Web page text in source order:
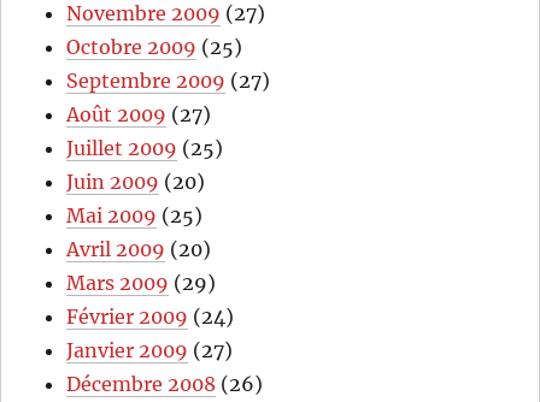
Novembre 2009 (27)
Octobre 2009 (25)
Septembre 2009 (27)
Août 2009 (27)
Juillet 2009 (25)
Juin 2009 (20)
Mai 2009 (25)
Avril 2009 (20)
Mars 2009 (29)
Février 2009 (24)
Janvier 2009 (27)
Décembre 2008 (26)